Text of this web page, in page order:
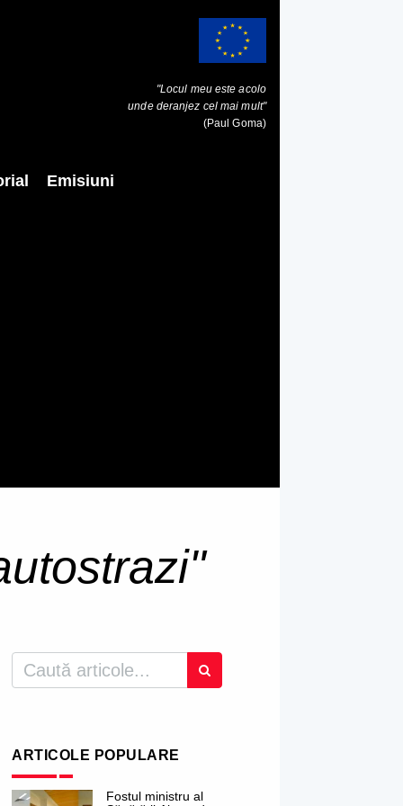
"Locul meu este acolo
unde deranjez cel mai mult"
(Paul Goma)
Emisiuni
ARTICOLE POPULARE
Fostul ministru al